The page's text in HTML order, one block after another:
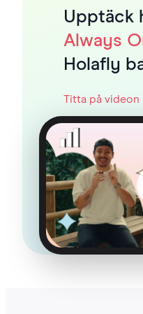
Upptäck
Always
Holafly
Titta på videon